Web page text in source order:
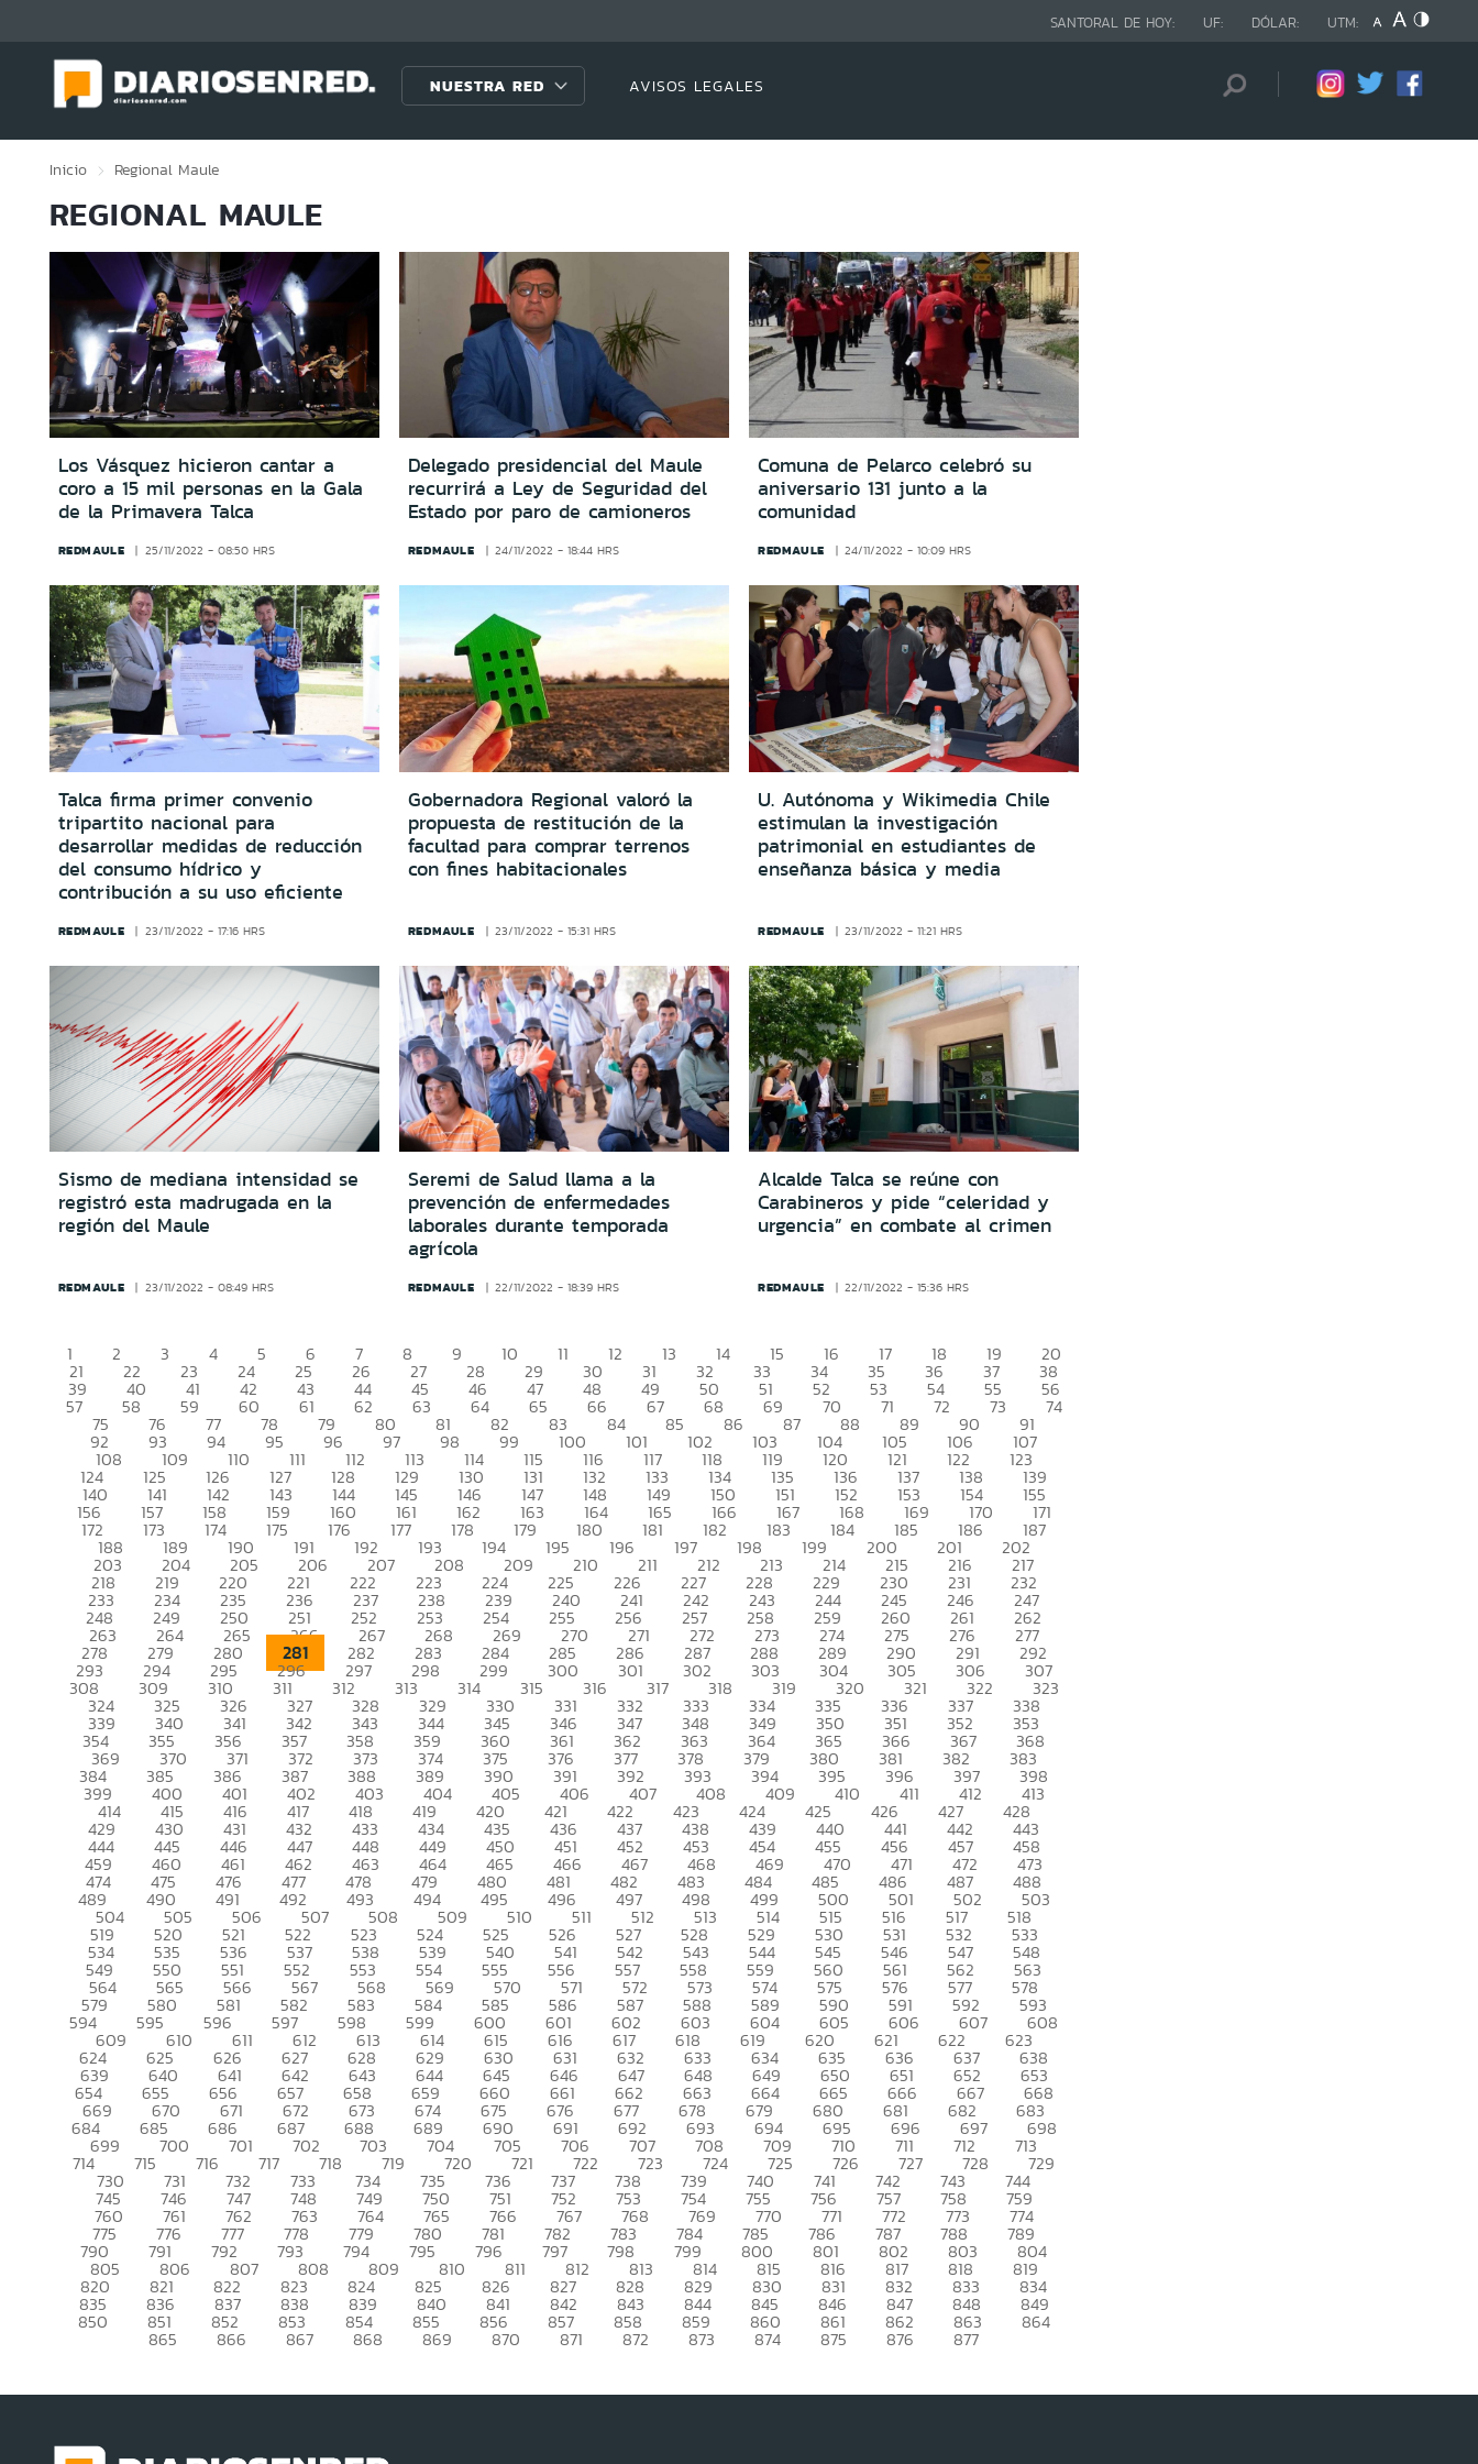
SANTORAL DE HOY: UF: DÓLAR: UTM:
NUESTRA RED AVISOS LEGALES
Inicio Regional Maule
REGIONAL MAULE
Los Vásquez hicieron cantar a
coro a 15 mil personas en la Gala
de la Primavera Talca
REDMAULE 25/11/2022 - 08:50 HRS
Delegado presidencial del Maule
recurrirá a Ley de Seguridad del
Estado por paro de camioneros
REDMAULE 24/11/2022 - 18:44 HRS
Comuna de Pelarco celebró su
aniversario 131 junto a la
comunidad
REDMAULE 24/11/2022 - 10:09 HRS
Talca firma primer convenio
tripartito nacional para
desarrollar medidas de reducción
del consumo hídrico y
contribución a su uso eficiente
REDMAULE 23/11/2022 - 17:16 HRS
Gobernadora Regional valoró la
propuesta de restitución de la
facultad para comprar terrenos
con fines habitacionales
REDMAULE 23/11/2022 - 15:31 HRS
U. Autónoma y Wikimedia Chile
estimulan la investigación
patrimonial en estudiantes de
enseñanza básica y media
REDMAULE 23/11/2022 - 11:21 HRS
Sismo de mediana intensidad se
registró esta madrugada en la
región del Maule
REDMAULE 23/11/2022 - 08:49 HRS
Seremi de Salud llama a la
prevención de enfermedades
laborales durante temporada
agrícola
REDMAULE 22/11/2022 - 18:39 HRS
Alcalde Talca se reúne con
Carabineros y pide “celeridad y
urgencia” en combate al crimen
REDMAULE 22/11/2022 - 15:36 HRS
1 2 3 4 5 6 7 8 9 10 11 12 13 14 15 16 17 18 19 20
21 22 23 24 25 26 27 28 29 30 31 32 33 34 35 36 37 38
39 40 41 42 43 44 45 46 47 48 49 50 51 52 53 54 55 56
57 58 59 60 61 62 63 64 65 66 67 68 69 70 71 72 73 74
75 76 77 78 79 80 81 82 83 84 85 86 87 88 89 90 91
92 93 94 95 96 97 98 99 100 101 102 103 104 105 106 107
108 109 110 111 112 113 114 115 116 117 118 119 120 121 122 123
124 125 126 127 128 129 130 131 132 133 134 135 136 137 138 139
140 141 142 143 144 145 146 147 148 149 150 151 152 153 154 155
156 157 158 159 160 161 162 163 164 165 166 167 168 169 170 171
172 173 174 175 176 177 178 179 180 181 182 183 184 185 186 187
188 189 190 191 192 193 194 195 196 197 198 199 200 201 202
203 204 205 206 207 208 209 210 211 212 213 214 215 216 217
218 219 220 221 222 223 224 225 226 227 228 229 230 231 232
233 234 235 236 237 238 239 240 241 242 243 244 245 246 247
248 249 250 251 252 253 254 255 256 257 258 259 260 261 262
263 264 265 266 267 268 269 270 271 272 273 274 275 276 277
278 279 280 281 282 283 284 285 286 287 288 289 290 291 292
293 294 295 296 297 298 299 300 301 302 303 304 305 306 307
308 309 310 311 312 313 314 315 316 317 318 319 320 321 322 323
324 325 326 327 328 329 330 331 332 333 334 335 336 337 338
339 340 341 342 343 344 345 346 347 348 349 350 351 352 353
354 355 356 357 358 359 360 361 362 363 364 365 366 367 368
369 370 371 372 373 374 375 376 377 378 379 380 381 382 383
384 385 386 387 388 389 390 391 392 393 394 395 396 397 398
399 400 401 402 403 404 405 406 407 408 409 410 411 412 413
414 415 416 417 418 419 420 421 422 423 424 425 426 427 428
429 430 431 432 433 434 435 436 437 438 439 440 441 442 443
444 445 446 447 448 449 450 451 452 453 454 455 456 457 458
459 460 461 462 463 464 465 466 467 468 469 470 471 472 473
474 475 476 477 478 479 480 481 482 483 484 485 486 487 488
489 490 491 492 493 494 495 496 497 498 499 500 501 502 503
504 505 506 507 508 509 510 511 512 513 514 515 516 517 518
519 520 521 522 523 524 525 526 527 528 529 530 531 532 533
534 535 536 537 538 539 540 541 542 543 544 545 546 547 548
549 550 551 552 553 554 555 556 557 558 559 560 561 562 563
564 565 566 567 568 569 570 571 572 573 574 575 576 577 578
579 580 581 582 583 584 585 586 587 588 589 590 591 592 593
594 595 596 597 598 599 600 601 602 603 604 605 606 607 608
609 610 611 612 613 614 615 616 617 618 619 620 621 622 623
624 625 626 627 628 629 630 631 632 633 634 635 636 637 638
639 640 641 642 643 644 645 646 647 648 649 650 651 652 653
654 655 656 657 658 659 660 661 662 663 664 665 666 667 668
669 670 671 672 673 674 675 676 677 678 679 680 681 682 683
684 685 686 687 688 689 690 691 692 693 694 695 696 697 698
699 700 701 702 703 704 705 706 707 708 709 710 711 712 713
714 715 716 717 718 719 720 721 722 723 724 725 726 727 728 729
730 731 732 733 734 735 736 737 738 739 740 741 742 743 744
745 746 747 748 749 750 751 752 753 754 755 756 757 758 759
760 761 762 763 764 765 766 767 768 769 770 771 772 773 774
775 776 777 778 779 780 781 782 783 784 785 786 787 788 789
790 791 792 793 794 795 796 797 798 799 800 801 802 803 804
805 806 807 808 809 810 811 812 813 814 815 816 817 818 819
820 821 822 823 824 825 826 827 828 829 830 831 832 833 834
835 836 837 838 839 840 841 842 843 844 845 846 847 848 849
850 851 852 853 854 855 856 857 858 859 860 861 862 863 864
865 866 867 868 869 870 871 872 873 874 875 876 877